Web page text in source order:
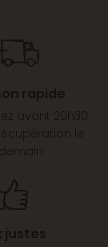
rapide
avant 20h30
le
justes